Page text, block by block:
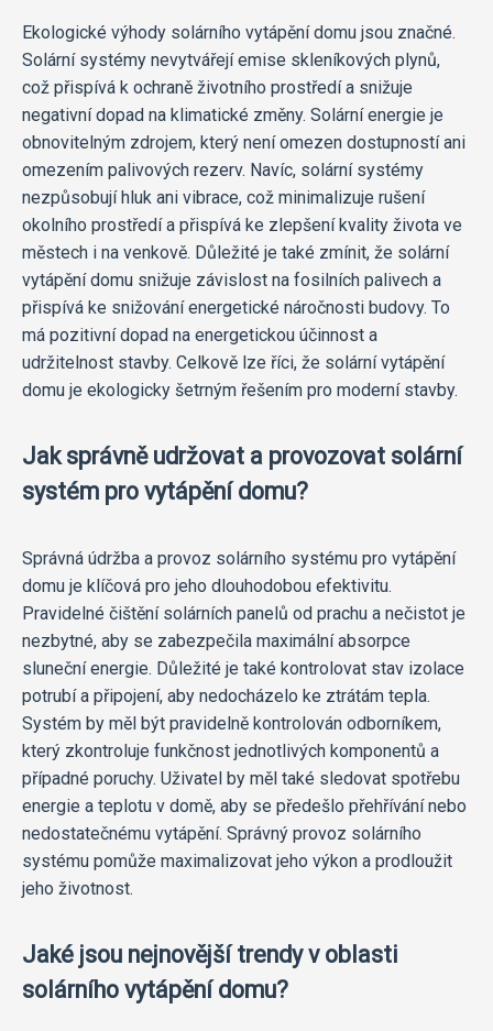
Ekologické výhody solárního vytápění domu jsou značné.
Solární systémy nevytvářejí emise skleníkových plynů,
což přispívá k ochraně životního prostředí a snižuje
negativní dopad na klimatické změny. Solární energie je
obnovitelným zdrojem, který není omezen dostupností ani
omezením palivových rezerv. Navíc, solární systémy
nezpůsobují hluk ani vibrace, což minimalizuje rušení
okolního prostředí a přispívá ke zlepšení kvality života ve
městech i na venkově. Důležité je také zmínit, že solární
vytápění domu snižuje závislost na fosilních palivech a
přispívá ke snižování energetické náročnosti budovy. To
má pozitivní dopad na energetickou účinnost a
udržitelnost stavby. Celkově lze říci, že solární vytápění
domu je ekologicky šetrným řešením pro moderní stavby.
Jak správně udržovat a provozovat solární
systém pro vytápění domu?
Správná údržba a provoz solárního systému pro vytápění
domu je klíčová pro jeho dlouhodobou efektivitu.
Pravidelné čištění solárních panelů od prachu a nečistot je
nezbytné, aby se zabezpečila maximální absorpce
sluneční energie. Důležité je také kontrolovat stav izolace
potrubí a připojení, aby nedocházelo ke ztrátám tepla.
Systém by měl být pravidelně kontrolován odborníkem,
který zkontroluje funkčnost jednotlivých komponentů a
případné poruchy. Uživatel by měl také sledovat spotřebu
energie a teplotu v domě, aby se předešlo přehřívání nebo
nedostatečnému vytápění. Správný provoz solárního
systému pomůže maximalizovat jeho výkon a prodloužit
jeho životnost.
Jaké jsou nejnovější trendy v oblasti
solárního vytápění domu?